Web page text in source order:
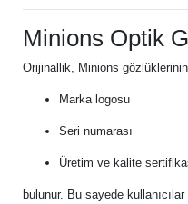
Minions Optik
Orijinallik, Minions
Marka logosu
Seri numarası
Üretim ve kalite
bulunur. Bu sayede